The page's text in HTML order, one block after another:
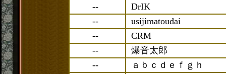
--
DrIK
--
usijimatoudai
--
CRM
--
爆音太郎
--
ａｂｃｄｅｆｇｈ